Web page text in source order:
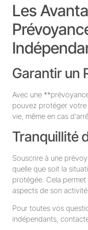
Les
Garantir un
Avec une
pouvez protéger
vie, même en cas
Tranquillité
Souscrire à une
quelle que soit la
protégée. Cela permet
aspects de son
Pour toutes vos
indépendants,